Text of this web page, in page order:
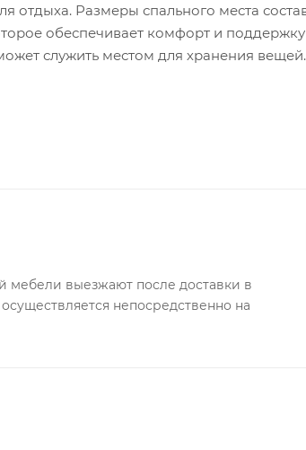
отдыха. Размеры спального места
обеспечивает комфорт и поддержку
служить местом для хранения
выезжают после доставки в
непосредственно на